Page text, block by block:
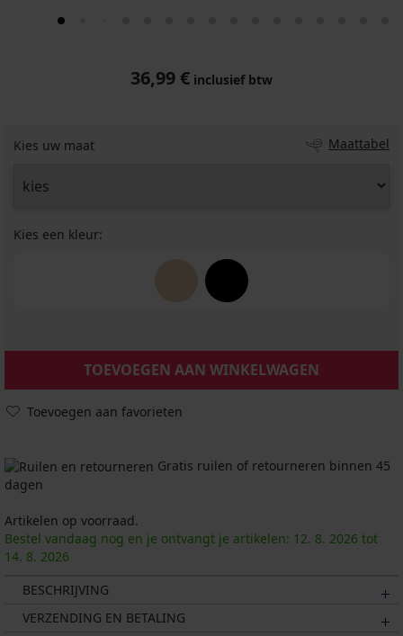
36,99 € inclusief btw
Kies uw maat Maattabel
Kies een kleur:
TOEVOEGEN AAN WINKELWAGEN
Toevoegen aan favorieten
Gratis ruilen of retourneren binnen 45
dagen
Artikelen op voorraad.
Bestel vandaag nog en je ontvangt je artikelen: 12. 8. 2026 tot
14. 8. 2026
BESCHRIJVING
VERZENDING EN BETALING